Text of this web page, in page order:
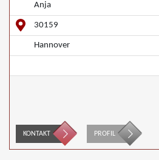
Anja
30159
Hannover
KONTAKT PROFIL